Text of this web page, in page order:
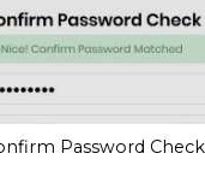
Password